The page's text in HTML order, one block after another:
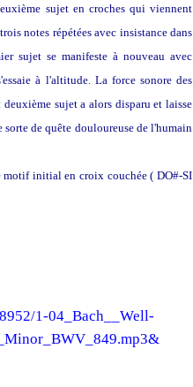
sujet en croches qui viennent
notes répétées avec insistance dans
sujet se manifeste à nouveau avec
à l'altitude. La force sonore des
sujet a alors disparu et laisse
de quête douloureuse de l'humain
motif initial en croix couchée ( DO#-SI
1-04_Bach__Well-